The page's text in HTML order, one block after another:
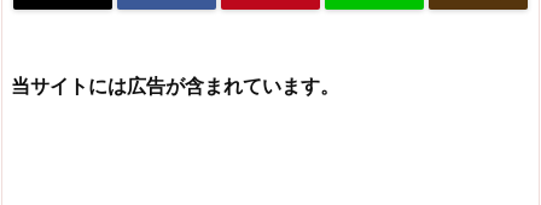
当サイトには広告が含まれています。